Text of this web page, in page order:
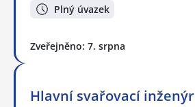
Plný úvazek
Zveřejněno: 7. srpna
Hlavní svařovací inženýr